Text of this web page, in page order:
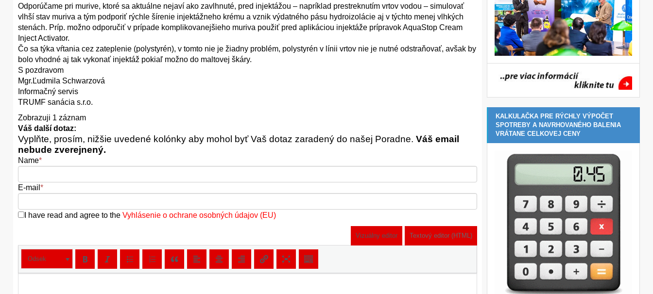
Odporúčame pri murive, ktoré sa aktuálne nejaví ako zavlhnuté, pred injektážou – napríklad prestreknutím vrtov vodou – simulovať
vlhší stav muriva a tým podporiť rýchle šírenie injektážneho krému a vznik výdatného pásu hydroizolácie aj v týchto menej vlhkých
stenách. Príp. možno odporučiť v prípade komplikovanejšieho muriva použiť pred aplikáciou injektáže prípravok AquaStop Cream
Inject Activator.
Čo sa týka vŕtania cez zateplenie (polystyrén), v tomto nie je žiadny problém, polystyrén v línii vrtov nie je nutné odstraňovať, avšak by
bolo vhodné aj tak vykonať injektáž pokiaľ možno do maltovej škáry.
S pozdravom
Mgr.Ľudmila Schwarzová
Informačný servis
TRUMF sanácia s.r.o.
Zobrazuji 1 záznam
Váš další dotaz:
Vyplňte, prosím, nižšie uvedené kolónky aby mohol byť Vaš dotaz zaradený do našej Poradne. Váš email
nebude zverejnený.
Name*
E-mail *
I have read and agree to the Vyhlásenie o ochrane osobných údajov (EU)
Vizuálny editor Textový editor (HTML)
Odsek
KALKULAČKA PRE RÝCHLY VÝPOČET
SPOTREBY A NAVRHOVANÉHO BALENIA
VRÁTANE CELKOVEJ CENY